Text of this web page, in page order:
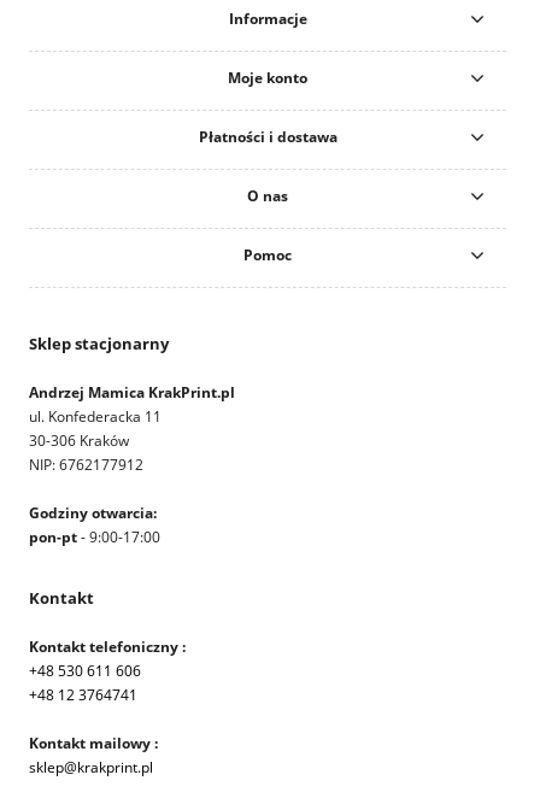
Informacje
Moje konto
Płatności i dostawa
O nas
Pomoc
Sklep stacjonarny
Andrzej Mamica KrakPrint.pl
ul. Konfederacka 11
30-306 Kraków
NIP: 6762177912
Godziny otwarcia:
pon-pt- 9:00-17:00
Kontakt
Kontakt telefoniczny :
+48 530 611 606
+48 12 3764741
Kontakt mailowy :
sklep@krakprint.pl